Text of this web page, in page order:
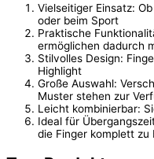
Vielseitiger Einsatz:
oder beim Sport
Praktische
ermöglichen dadurch
Stilvolles Design:
Highlight
Große Auswahl:
Muster stehen zur
Leicht kombinierbar:
Ideal für
die Finger komplett zu